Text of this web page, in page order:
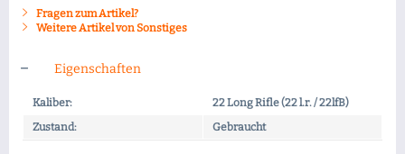
Fragen zum Artikel?
Weitere Artikel von Sonstiges
Eigenschaften
Kaliber:
22 Long Rifle (22 l.r. / 22lfB)
Zustand:
Gebraucht